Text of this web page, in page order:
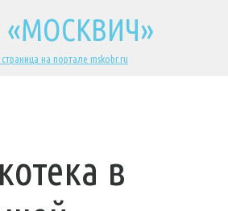
на портале mskobr.ru
в